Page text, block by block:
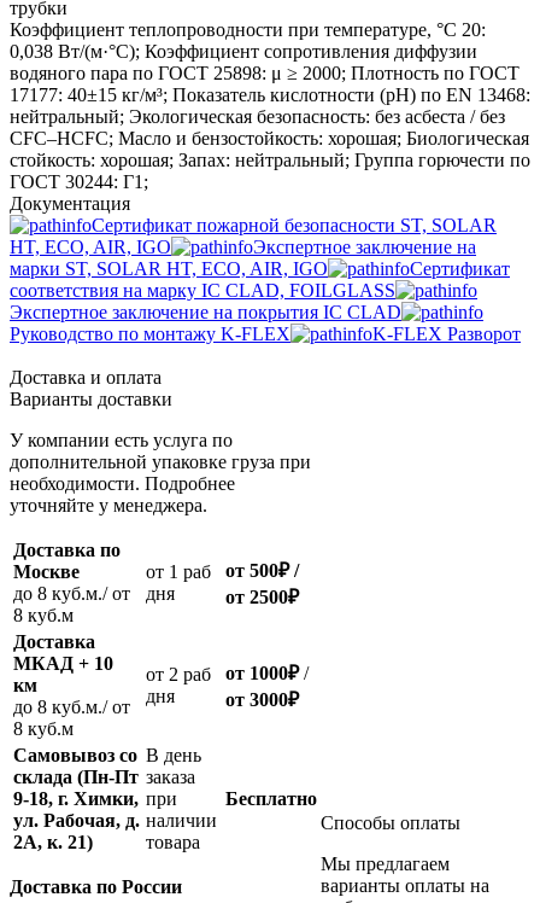
трубки
Коэффициент теплопроводности при температуре, °C 20:
0,038 Вт/(м·°C); Коэффициент сопротивления диффузии
водяного пара по ГОСТ 25898: μ ≥ 2000; Плотность по ГОСТ
17177: 40±15 кг/м³; Показатель кислотности (pH) по EN 13468:
нейтральный; Экологическая безопасность: без асбеста / без
CFC–HCFC; Масло и бензостойкость: хорошая; Биологическая
стойкость: хорошая; Запах: нейтральный; Группа горючести по
ГОСТ 30244: Г1;
Документация
Сертификат пожарной безопасности ST, SOLAR
HT, ECO, AIR, IGO
Экспертное заключение на
марки ST, SOLAR HT, ECO, AIR, IGO
Сертификат
соответствия на марку IC CLAD, FOILGLASS
Экспертное заключение на покрытия IC CLAD
Руководство по монтажу K-FLEX
K-FLEX Разворот
Доставка и оплата
Варианты доставки
У компании есть услуга по
дополнительной упаковке груза при
необходимости. Подробнее
уточняйте у менеджера.
Доставка по
Москве
до 8 куб.м./ от
8 куб.м
oт 1 раб
дня
от 500₽/
от 2500₽
Доставка
МКАД + 10
км
до 8 куб.м./ от
8 куб.м
oт 2 раб
дня
от 1000₽/
от 3000₽
Самовывоз со
склада (Пн-Пт
9-18, г. Химки,
ул. Рабочая, д.
2А, к. 21)
В день
заказа
при
наличии
товара
Бесплатно
Доставка по России
Способы оплаты
Мы предлагаем
варианты оплаты на